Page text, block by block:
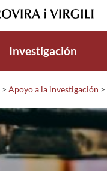
Investigación
> Apoyo a la investigación >